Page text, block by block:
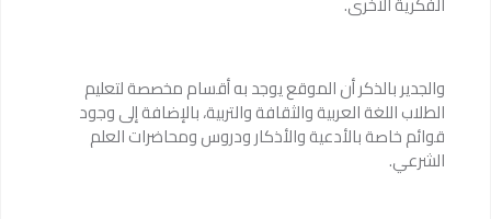
والجدير بالذكر أن الموقع يوجد به أقسام مخصصة لتعليم
الطلاب اللغة العربية والثقافة والتربية، بالإضافة إلى وجود
قوائم خاصة بالأدعية والأذكار ودروس ومحاضرات العلم
الشرعي.